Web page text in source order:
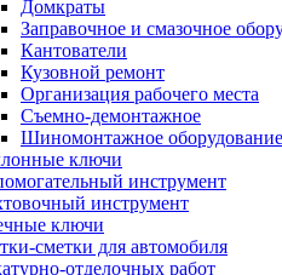
Домкраты
Заправочное и смазочное
Кантователи
Кузовной ремонт
Организация рабочего места
Съемно-демонтажное
Шиномонтажное оборудование
ключи
инструмент
инструмент
ключи
сметки для автомобиля
отделочных работ